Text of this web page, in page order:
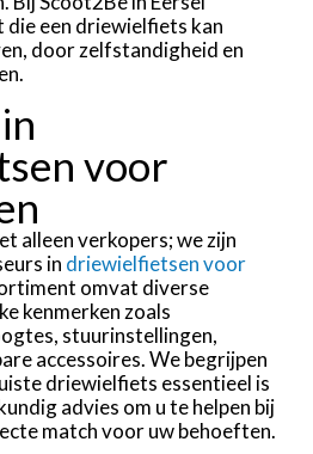
die een driewielfiets kan
door zelfstandigheid en
voor
alleen verkopers; we zijn
in driewielfietsen voor
omvat diverse
kenmerken zoals
stuurinstellingen,
accessoires. We begrijpen
driewielfiets essentieel is
advies om u te helpen bij
match voor uw behoeften.